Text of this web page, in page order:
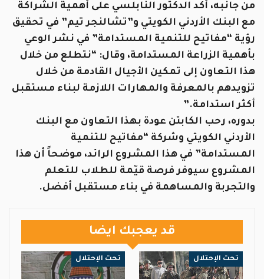
من جانبه، أكد الدكتور النابلسي على أهمية الشراكة
مع البنك الأردني الكويتي و”تشالنجر تيم” في تحقيق
رؤية “مفاتيح للتنمية المستدامة” في نشر الوعي
بأهمية الزراعة المستدامة، وقال: “نتطلع من خلال
هذا التعاون إلى تمكين الأجيال القادمة من خلال
تزويدهم بالمعرفة والمهارات اللازمة لبناء مستقبل
أكثر استدامة.”
بدوره، رحب الكابتن عودة بهذا التعاون مع البنك
الأردني الكويتي وشركة “مفاتيح للتنمية
المستدامة” في هذا المشروع الرائد، موضحاً أن هذا
المشروع سيوفر فرصة قيّمة للطلاب للتعلم
والتجربة والمساهمة في بناء مستقبل أفضل.
قد يعجبك ايضا
تحت الإحتلال تحت الإحتلال